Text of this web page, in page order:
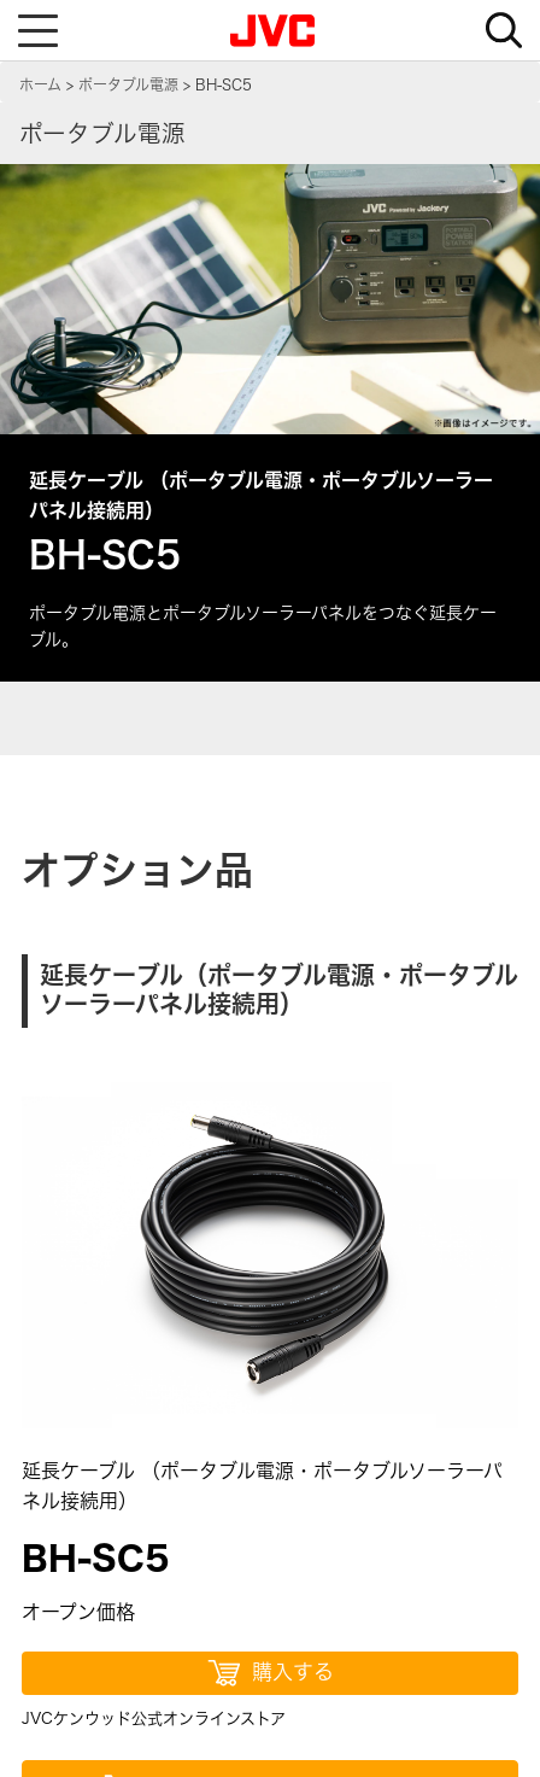
T
l
n
a
i
g
n
ホーム ポータブル電源 BH-SC5
ポータブル電源
延長ケーブル （ポータブル電源・ポータブルソーラー
パネル接続用）
BH-SC5
ポータブル電源とポータブルソーラーパネルをつなぐ延長ケー
ブル。
オプション品
延長ケーブル（ポータブル電源・ポータブル
ソーラーパネル接続用）
延長ケーブル （ポータブル電源・ポータブルソーラーパ
ネル接続用）
BH-SC5
オープン価格
購入する
JVCケンウッド公式オンラインストア